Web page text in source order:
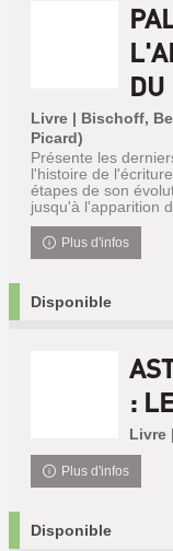
DU
Livre | Bischoff,
Picard)
Présente les
l'histoire de
étapes de son
jusqu'à l'apparition
Plus d'infos
Disponible
:
Livre
Plus d'infos
Disponible